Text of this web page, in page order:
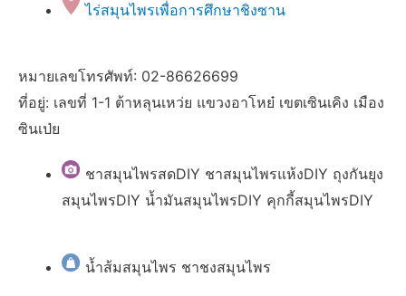
ไร่สมุนไพรเพื่อการศึกษาชิงซาน
หมายเลขโทรศัพท์: 02-86626699
ที่อยู่: เลขที่ 1-1 ต้าหลุนเหว่ย แขวงอาโหย๋ เขตเซินเคิง เมือง
ซินเป่ย
ชาสมุนไพรสดDIY ชาสมุนไพรแห้งDIY ถุงกันยุง
สมุนไพรDIY น้ำมันสมุนไพรDIY คุกกี้สมุนไพรDIY
น้ำส้มสมุนไพร ชาชงสมุนไพร